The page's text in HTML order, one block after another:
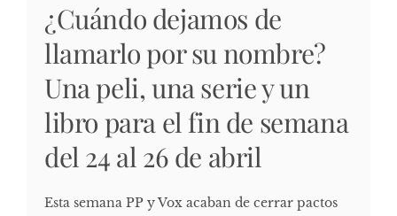
¿Cuándo dejamos de
llamarlo por su nombre?
Una peli, una serie y un
libro para el fin de semana
del 24 al 26 de abril
Esta semana PP y Vox acaban de cerrar pactos